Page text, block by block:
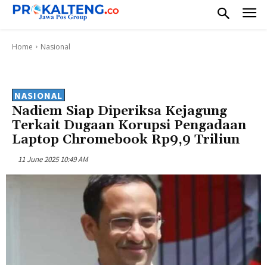
Home Nasional
NASIONAL
Nadiem Siap Diperiksa Kejagung
Terkait Dugaan Korupsi Pengadaan
Laptop Chromebook Rp9,9 Triliun
11 June 2025 10:49 AM